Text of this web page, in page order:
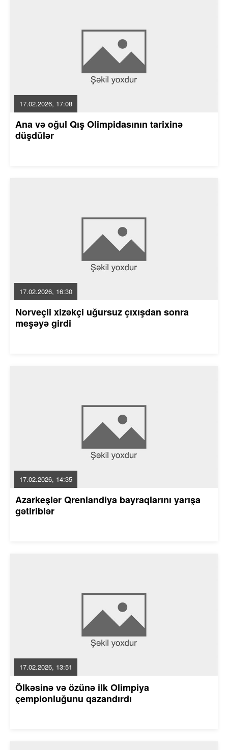
17.02.2026, 17:08
Ana və oğul Qış Olimpidasının tarixinə
düşdülər
17.02.2026, 16:30
Norveçli xizəkçi uğursuz çıxışdan sonra
meşəyə girdi
17.02.2026, 14:35
Azarkeşlər Qrenlandiya bayraqlarını yarışa
gətiriblər
17.02.2026, 13:51
Ölkəsinə və özünə ilk Olimpiya
çempionluğunu qazandırdı